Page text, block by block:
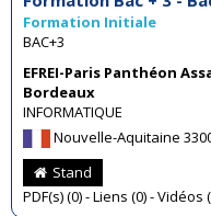
Formation Initiale
BAC+3
EFREI-Paris Panthéon
Bordeaux
INFORMATIQUE
Nouvelle-Aquitaine
Stand
PDF(s) (0) - Liens (0) - Vidéos